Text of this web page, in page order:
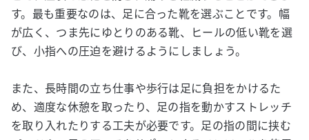
す。最も重要なのは、足に合った靴を選ぶことです。幅
が広く、つま先にゆとりのある靴、ヒールの低い靴を選
び、小指への圧迫を避けるようにしましょう。
また、長時間の立ち仕事や歩行は足に負担をかけるた
め、適度な休憩を取ったり、足の指を動かすストレッチ
を取り入れたりする工夫が必要です。足の指の間に挟む